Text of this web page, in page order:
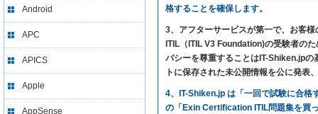
Android
APC
APICS
Apple
AppSense
格することを確保します。
3、アフターサービスが第一で、お客
ITIL（ITIL V3 Foundation)の受験者の
バシーを尊重することはIT-Shiken.jp
トに保存された未公開情報を公に発表
4、IT-Shiken.jp は「一回で試験に合格
の「Exin Certification ITIL問題集を買